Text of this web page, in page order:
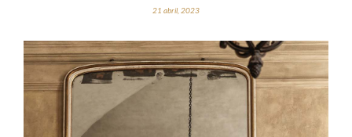
21 abril, 2023